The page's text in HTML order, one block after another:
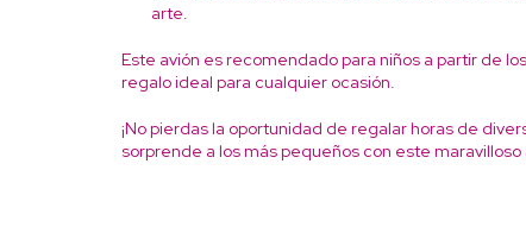
arte.
Este avión es recomendado para niños a partir de
regalo ideal para cualquier ocasión.
¡No pierdas la oportunidad de regalar horas de
sorprende a los más pequeños con este